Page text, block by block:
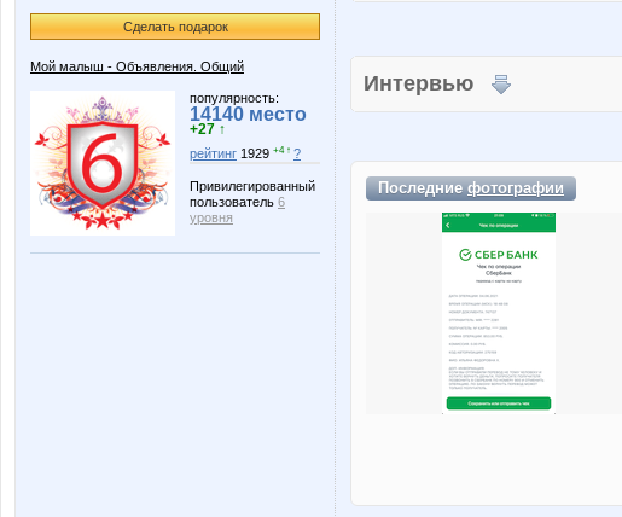
Сделать подарок
Мой малыш - Объявления. Общий
популярность:
14140 место
+27 ↑
рейтинг 1929 +4 ↑ ?
Привилегированный
пользователь 6
уровня
Интервью
Последниефотографии